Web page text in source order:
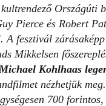
Országúti
Pierce és Robert
A fesztivál
Mikkelsen
Kohlhaas
nézhetjük
700 forintos,